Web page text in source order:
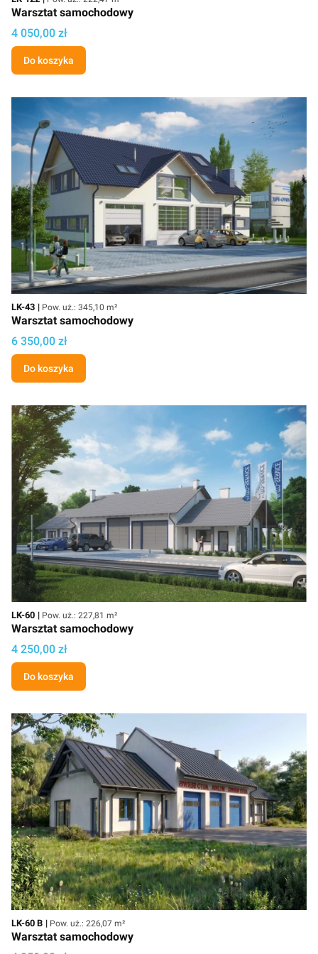
Warsztat samochodowy
Cena projektu
4 050,00 zł
Do koszyka
Kod
LK-43 Powierzchnia użytkowa
Pow. uż.: 345,10 m²
Warsztat samochodowy
Cena projektu
6 350,00 zł
Do koszyka
Kod
LK-60 Powierzchnia użytkowa
Pow. uż.: 227,81 m²
Warsztat samochodowy
Cena projektu
4 250,00 zł
Do koszyka
Kod
LK-60 B Powierzchnia użytkowa
Pow. uż.: 226,07 m²
Warsztat samochodowy